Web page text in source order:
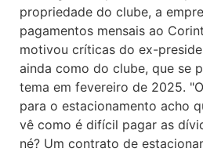
propriedade do clube, a
pagamentos mensais ao
motivou críticas do ex-
ainda como do clube, que se
tema em fevereiro de 2025.
para o estacionamento acho
vê como é difícil pagar as
né? Um contrato de